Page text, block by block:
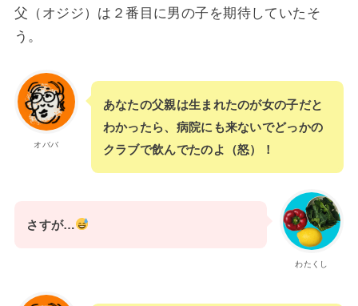
父（オジジ）は２番目に男の子を期待していたそ
う。
オババ
あなたの父親は生まれたのが女の子だと
わかったら、病院にも来ないでどっかの
クラブで飲んでたのよ（怒）！
わたくし
さすが…